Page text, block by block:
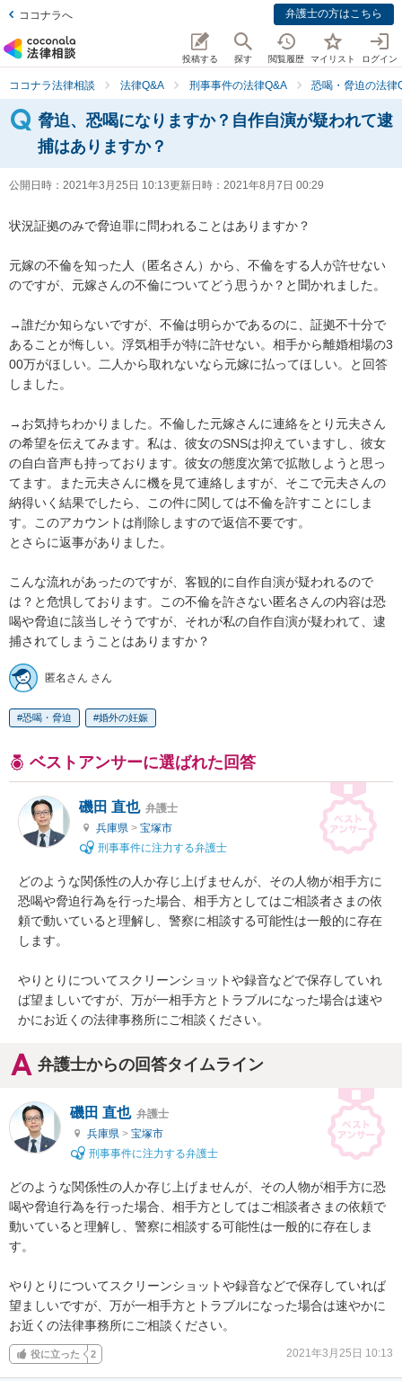
ココナラへ 弁護士の方はこちら
投稿する 探す 閲覧履歴 マイリスト ログイン
ココナラ法律相談 法律Q&A 刑事事件の法律Q&A 恐喝・脅迫の法律
脅迫、恐喝になりますか？自作自演が疑われて逮
捕はありますか？
公開日時： 2021年3月25日 10:13更新日時： 2021年8月7日 00:29
状況証拠のみで脅迫罪に問われることはありますか？
元嫁の不倫を知った人（匿名さん）から、不倫をする人が許せない
のですが、元嫁さんの不倫についてどう思うか？と聞かれました。
→誰だか知らないですが、不倫は明らかであるのに、証拠不十分で
あることが悔しい。浮気相手が特に許せない。相手から離婚相場の3
00万がほしい。二人から取れないなら元嫁に払ってほしい。と回答
しました。
→お気持ちわかりました。不倫した元嫁さんに連絡をとり元夫さん
の希望を伝えてみます。私は、彼女のSNSは抑えていますし、彼女
の自白音声も持っております。彼女の態度次第で拡散しようと思っ
てます。また元夫さんに機を見て連絡しますが、そこで元夫さんの
納得いく結果でしたら、この件に関しては不倫を許すことにしま
す。このアカウントは削除しますので返信不要です。
とさらに返事がありました。
こんな流れがあったのですが、客観的に自作自演が疑われるので
は？と危惧しております。この不倫を許さない匿名さんの内容は恐
喝や脅迫に該当しそうですが、それが私の自作自演が疑われて、逮
匿名さん さん
恐喝・脅迫 婚外の妊娠
ベストアンサーに選ばれた回答
磯田 直也 弁護士
兵庫県 > 宝塚市
刑事事件に注力する弁護士
どのような関係性の人か存じ上げませんが、その人物が相手方に
恐喝や脅迫行為を行った場合、相手方としてはご相談者さまの依
頼で動いていると理解し、警察に相談する可能性は一般的に存在
します。
やりとりについてスクリーンショットや録音などで保存していれ
ば望ましいですが、万が一相手方とトラブルになった場合は速や
かにお近くの法律事務所にご相談ください。
弁護士からの回答タイムライン
磯田 直也 弁護士
兵庫県 > 宝塚市
刑事事件に注力する弁護士
どのような関係性の人か存じ上げませんが、その人物が相手方に恐
喝や脅迫行為を行った場合、相手方としてはご相談者さまの依頼で
動いていると理解し、警察に相談する可能性は一般的に存在しま
す。
やりとりについてスクリーンショットや録音などで保存していれば
望ましいですが、万が一相手方とトラブルになった場合は速やかに
お近くの法律事務所にご相談ください。
役に立った 2 2021年3月25日 10:13